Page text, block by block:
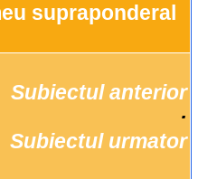
supraponderal
Subiectul anterior
Subiectul urmator